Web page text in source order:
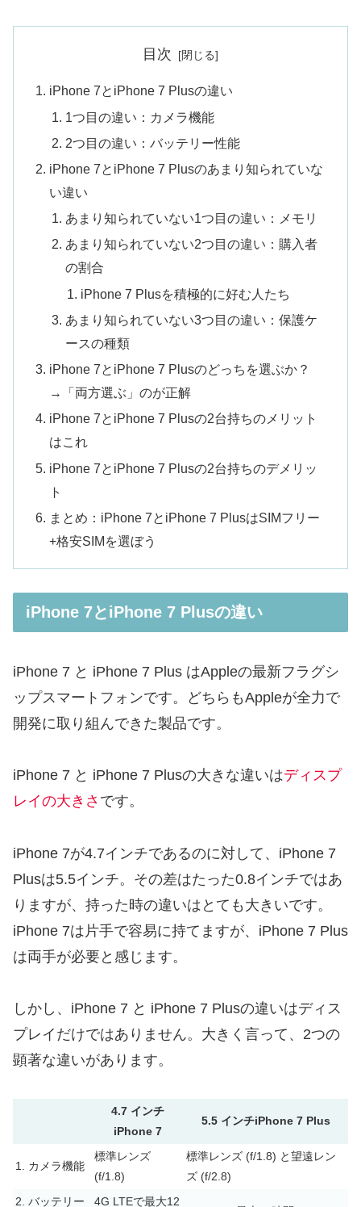
目次
iPhone 7とiPhone 7 Plusの違い
1つ目の違い：カメラ機能
2つ目の違い：バッテリー性能
iPhone 7とiPhone 7 Plusのあまり知られていな
い違い
あまり知られていない1つ目の違い：メモリ
あまり知られていない2つ目の違い：購入者
の割合
iPhone 7 Plusを積極的に好む人たち
あまり知られていない3つ目の違い：保護ケ
ースの種類
iPhone 7とiPhone 7 Plusのどっちを選ぶか？
→「両方選ぶ」のが正解
iPhone 7とiPhone 7 Plusの2台持ちのメリット
はこれ
iPhone 7とiPhone 7 Plusの2台持ちのデメリッ
ト
まとめ：iPhone 7とiPhone 7 PlusはSIMフリー
+格安SIMを選ぼう
iPhone 7とiPhone 7 Plusの違い
iPhone 7 と iPhone 7 Plus はAppleの最新フラグシ
ップスマートフォンです。どちらもAppleが全力で
開発に取り組んできた製品です。
iPhone 7 と iPhone 7 Plusの大きな違いはディスプ
レイの大きさ です。
iPhone 7が4.7インチであるのに対して、iPhone 7
Plusは5.5インチ。その差はたった0.8インチではあ
りますが、持った時の違いはとても大きいです。
iPhone 7は片手で容易に持てますが、iPhone 7 Plus
は両手が必要と感じます。
しかし、iPhone 7 と iPhone 7 Plusの違いはディス
プレイだけではありません。大きく言って、2つの
顕著な違いがあります。
4.7 インチ
iPhone 7
5.5 インチiPhone 7 Plus
1. カメラ機能
標準レンズ
(f/1.8)
標準レンズ (f/1.8) と望遠レン
ズ (f/2.8)
2. バッテリー
4G LTEで最大12